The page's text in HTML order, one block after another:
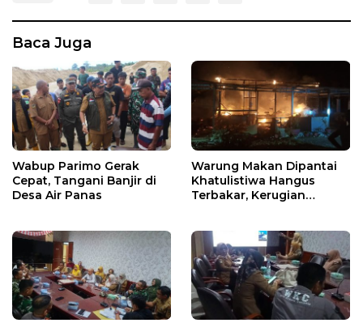
Baca Juga
Wabup Parimo Gerak
Cepat, Tangani Banjir di
Desa Air Panas
Warung Makan Dipantai
Khatulistiwa Hangus
Terbakar, Kerugian